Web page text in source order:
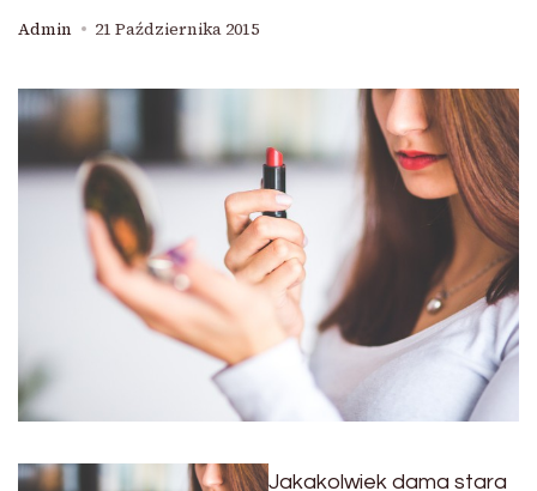
Admin 21 Października 2015
Jakakolwiek dama stara